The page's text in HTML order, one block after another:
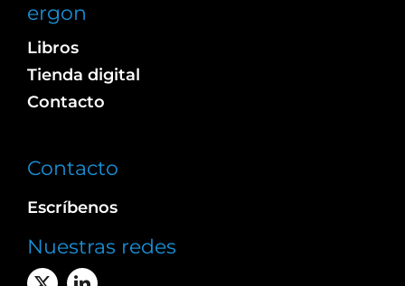
ergon
Libros
Tienda digital
Contacto
Contacto
Escríbenos
Nuestras redes